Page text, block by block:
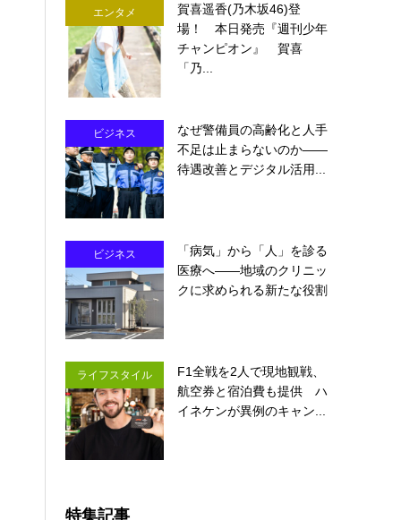
エンタメ
賀喜遥香(乃木坂46)登
場！ 本日発売『週刊少年
チャンピオン』 賀喜
「乃...
ビジネス
なぜ警備員の高齢化と人手
不足は止まらないのか――
待遇改善とデジタル活用...
ビジネス
「病気」から「人」を診る
医療へ――地域のクリニッ
クに求められる新たな役割
ライフスタイル
F1全戦を2人で現地観戦、
航空券と宿泊費も提供 ハ
イネケンが異例のキャン...
特集記事